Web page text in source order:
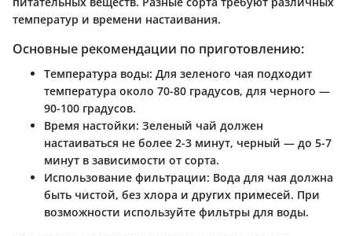
температур и времени настаивания.
Основные рекомендации по приготовлению:
Температура воды: Для зеленого чая подходит
температура около 70-80 градусов, для черного —
90-100 градусов.
Время настойки: Зеленый чай должен
настаиваться не более 2-3 минут, черный — до 5-7
минут в зависимости от сорта.
Использование фильтрации: Вода для чая должна
быть чистой, без хлора и других примесей. При
возможности используйте фильтры для воды.